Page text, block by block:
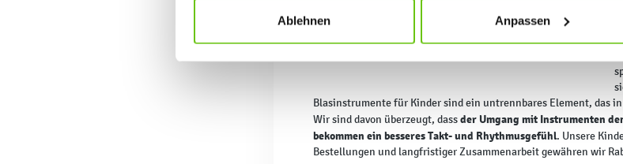
Ablehnen Anpassen
Blasinstrumente für Kinder sind ein untrennbares Element, das
Wir sind davon überzeugt, dassder Umgang mit Instrumenten
bekommen ein besseres Takt- und Rhythmusgefühl. Unsere
Bestellungen und langfristiger Zusammenarbeit gewähren wir